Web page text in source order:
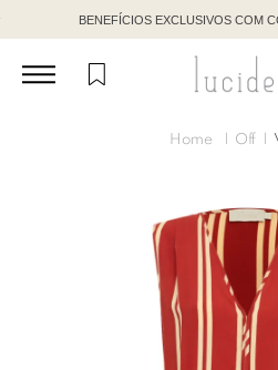
BENEFÍCIOS EXCLUSIVOS COM
Off